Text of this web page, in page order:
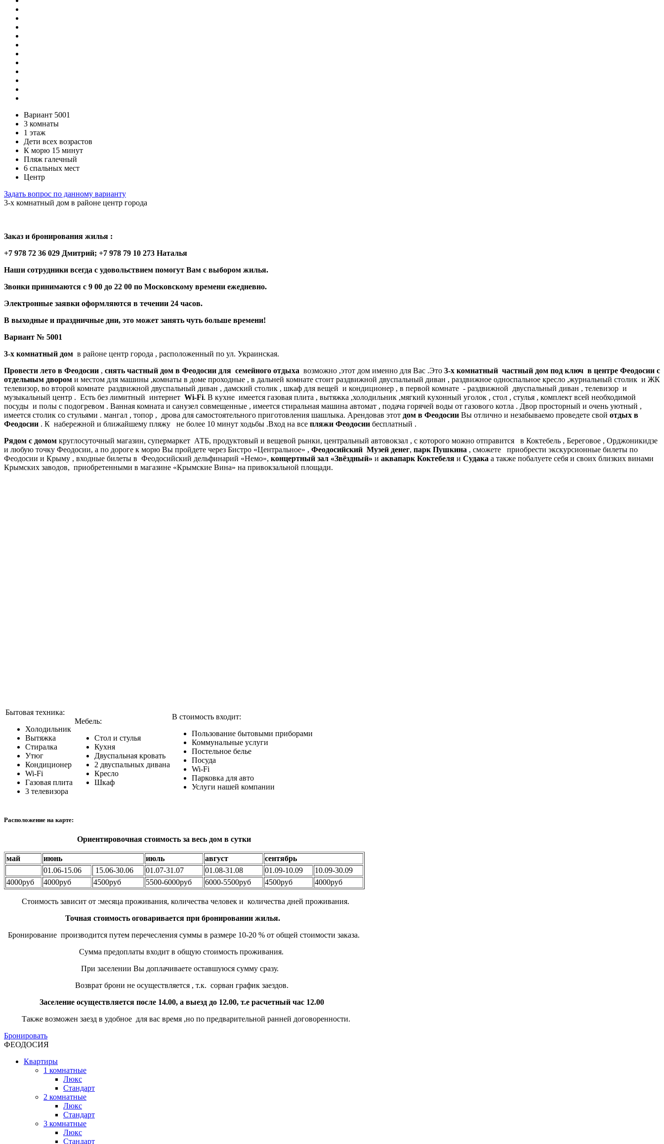
Вариант 5001
3 комнаты
1 этаж
Дети всех возрастов
К морю 15 минут
Пляж галечный
6 спальных мест
Центр
Задать вопрос по данному варианту
3-х комнатный дом в районе центр города
Заказ и бронирования жилья :
+7 978 72 36 029 Дмитрий; +7 978 79 10 273 Наталья
Наши сотрудники всегда с удовольствием помогут Вам с выбором жилья.
Звонки принимаются с 9 00 до 22 00 по Московскому времени ежедневно.
Электронные заявки оформляются в течении 24 часов.
В выходные и праздничные дни, это может занять чуть больше времени!
Вариант № 5001
3-х комнатный дом в районе центр города , расположенный по ул. Украинская.
Провести лето в Феодосии , снять частный дом в Феодосии для семейного отдыха возможно ,этот дом именно для Вас .Это 3-х комнатный частный дом под ключ в центре Феодосии с
отдельным двором и местом для машины ,комнаты в доме проходные , в дальней комнате стоит раздвижной двуспальный диван , раздвижное односпальное кресло ,журнальный столик и ЖК
телевизор, во второй комнате раздвижной двуспальный диван , дамский столик , шкаф для вещей и кондиционер , в первой комнате - раздвижной двуспальный диван , телевизор и
музыкальный центр . Есть без лимитный интернет Wi-Fi. В кухне имеется газовая плита , вытяжка ,холодильник ,мягкий кухонный уголок , стол , стулья , комплект всей необходимой
посуды и полы с подогревом . Ванная комната и санузел совмещенные , имеется стиральная машина автомат , подача горячей воды от газового котла . Двор просторный и очень уютный ,
имеется столик со стульями . мангал , топор , дрова для самостоятельного приготовления шашлыка. Арендовав этот дом в Феодосии Вы отлично и незабываемо проведете свой отдых в
Феодосии . К набережной и ближайшему пляжу не более 10 минут ходьбы .Вход на все пляжи Феодосии бесплатный .
Рядом с домом круглосуточный магазин, супермаркет АТБ, продуктовый и вещевой рынки, центральный автовокзал , с которого можно отправится в Коктебель , Береговое , Орджоникидзе
и любую точку Феодосии, а по дороге к морю Вы пройдете через Бистро «Центральное» , Феодосийский Музей денег, парк Пушкина , сможете приобрести экскурсионные билеты по
Феодосии и Крыму , входные билеты в Феодосийский дельфинарий «Немо», концертный зал «Звёздный» и аквапарк Коктебеля и Судака а также побалуете себя и своих близких винами
Крымских заводов, приобретенными в магазине «Крымские Вина» на привокзальной площади.
Бытовая техника:
Холодильник
Вытяжка
Стиралка
Утюг
Кондиционер
Wi-Fi
Газовая плита
3 телевизора
Мебель:
Стол и стулья
Кухня
Двуспальная кровать
2 двуспальных дивана
Кресло
Шкаф
В стоимость входит:
Пользование бытовыми приборами
Коммунальные услуги
Постельное белье
Посуда
Wi-Fi
Парковка для авто
Услуги нашей компании
Расположение на карте:
Ориентировочная стоимость за весь дом в сутки
май июнь июль август
сентябрь
01.06-15.06
15.06-30.06 01.07-31.07 01.08-31.08 01.09-10.09
10.09-30.09
4000руб
4000руб 4500руб 5500-6000руб 6000-5500руб 4500руб 4000руб
Стоимость зависит от :месяца проживания, количества человек и количества дней проживания.
Точная стоимость оговаривается при бронировании жилья.
Бронирование производится путем перечесления суммы в размере 10-20 % от общей стоимости заказа.
Сумма предоплаты входит в общую стоимость проживания.
При заселении Вы доплачиваете оставшуюся сумму сразу.
Возврат брони не осуществляется , т.к. сорван график заездов.
Заселение осуществляется после 14.00, а выезд до 12.00, т.е расчетный час 12.00
Также возможен заезд в удобное для вас время ,но по предварительной ранней договоренности.
Бронировать
ФЕОДОСИЯ
Квартиры
1 комнатные
Люкс
Стандарт
2 комнатные
Люкс
Стандарт
3 комнатные
Люкс
Стандарт